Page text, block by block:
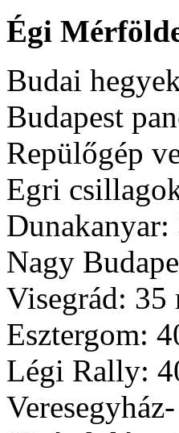
Égi
Budai
Budapest
Repülőgép
Egri
Nagy
Visegrád: 35
Esztergom:
Légi Rally: